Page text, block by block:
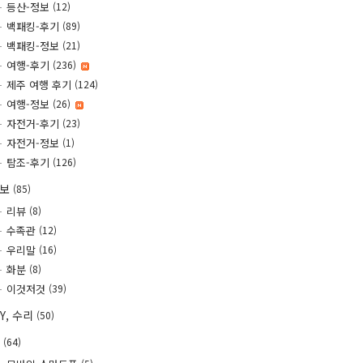
등산-정보 (12)
백패킹-후기 (89)
백패킹-정보 (21)
여행-후기 (236)
제주 여행 후기 (124)
여행-정보 (26)
자전거-후기 (23)
자전거-정보 (1)
탐조-후기 (126)
(85)
리뷰 (8)
수족관 (12)
우리말 (16)
화분 (8)
이것저것 (39)
수리 (50)
(64)